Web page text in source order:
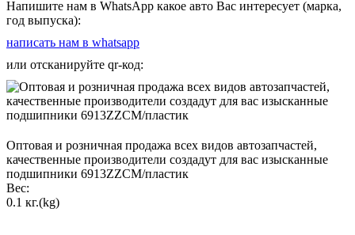
Напишите нам в WhatsApp какое авто Вас интересует (марка,
год выпуска):
написать нам в whatsapp
или отсканируйте qr-код:
Оптовая и розничная продажа всех видов автозапчастей,
качественные производители создадут для вас изысканные
подшипники 6913ZZCM/пластик
Вес:
0.1 кг.(kg)